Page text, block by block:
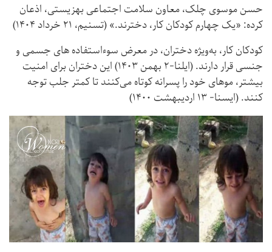
حسن موسوی چلک، معاون سلامت اجتماعی بهزیستی، اذعان
کرده: «یک چهارم کودکان کار، دخترند.» (تسنیم، ۲۱ خرداد ۱۴۰۴)
کودکان کار، به‌ویژه دختران، در معرض سوءاستفاده های جسمی و
جنسی قرار دارند. (ایلنا-۲ بهمن ۱۴۰۳) این دختران برای امنیت
بیشتر، موهای خود را پسرانه کوتاه می‌کنند تا کمتر جلب توجه
کنند. (ایسنا- ۱۳ اردیبهشت ۱۴۰۰)